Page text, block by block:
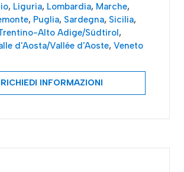
, Liguria, Lombardia, Marche,
, Puglia, Sardegna, Sicilia,
Alto Adige/Südtirol,
d'Aosta/Vallée d'Aoste, Veneto
RICHIEDI INFORMAZIONI